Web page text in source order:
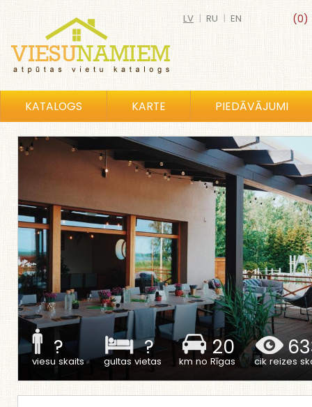
(0)
LV | RU | EN
KATALOGS KARTE PIEDĀVĀJUMI
?
viesu skaits
?
gultas vietas
20
km no Rīgas cik reizes